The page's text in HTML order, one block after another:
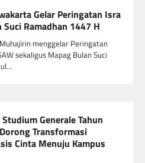
Gelar Peringatan Isra
Ramadhan 1447 H
menggelar Peringatan
sekaligus Mapag Bulan Suci
Generale Tahun
Transformasi
Cinta Menuju Kampus